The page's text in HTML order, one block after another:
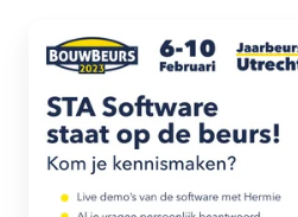
STA
Software
staat
op
de
Bouwbeurs!